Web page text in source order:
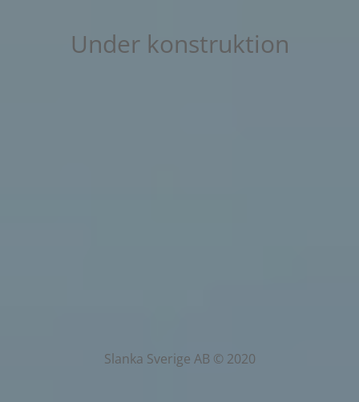
Under konstruktion
Slanka Sverige AB © 2020